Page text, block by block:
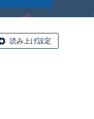
読み上げ設定